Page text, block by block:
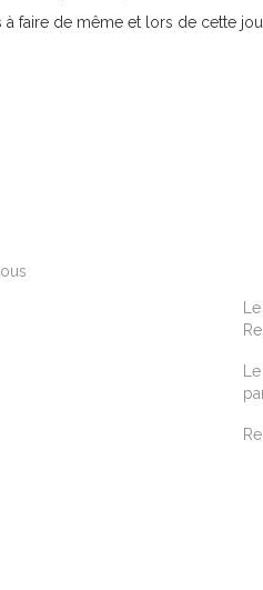
à faire de même et lors de cette